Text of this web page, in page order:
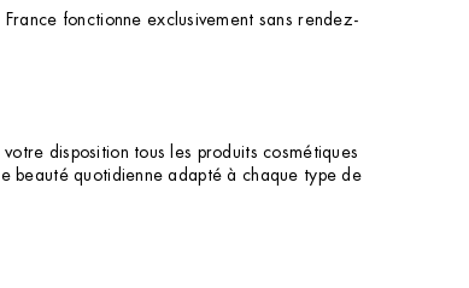
fonctionne exclusivement sans rendez-
disposition tous les produits cosmétiques
beauté quotidienne adapté à chaque type de